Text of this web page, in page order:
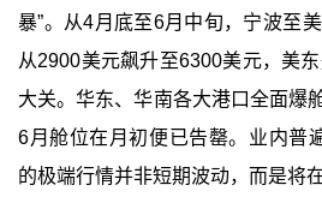
暴”。从4月底至6月中旬，宁波至
从2900美元飙升至6300美元，美
大关。华东、华南各大港口全面爆
6月舱位在月初便已告罄。业内普
的极端行情并非短期波动，而是将